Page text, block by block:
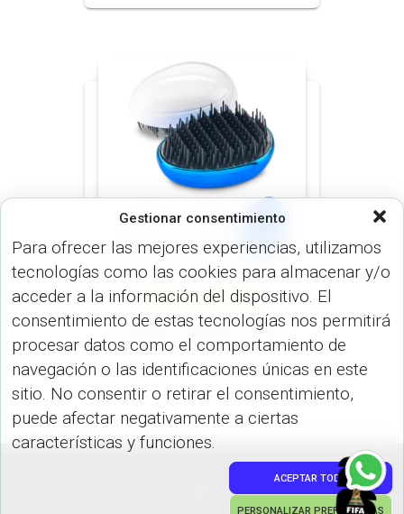
Gestionar consentimiento
Para ofrecer las mejores experiencias, utilizamos
tecnologías como las cookies para almacenar y/o
acceder a la información del dispositivo. El
consentimiento de estas tecnologías nos permitirá
procesar datos como el comportamiento de
navegación o las identificaciones únicas en este
sitio. No consentir o retirar el consentimiento,
puede afectar negativamente a ciertas
características y funciones.
ACEPTAR TODO
PERSONALIZAR PREFERENCIAS
VARIEDADES (VARIEDADES)
VARIOS (USO PERSONAL)
Cepillo Tangle CP-220